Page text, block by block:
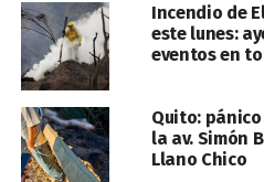
Incendio de
este lunes:
eventos en
Quito:
la av. Simón
Llano Chico